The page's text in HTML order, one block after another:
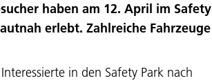
haben am 12. April im Safety
erlebt. Zahlreiche Fahrzeuge
in den Safety Park nach